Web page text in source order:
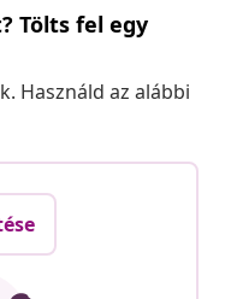
Tölts fel egy
Használd az alábbi